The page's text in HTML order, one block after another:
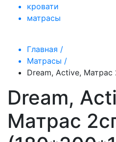
кровати
матрасы
Главная /
Матрасы /
Dream, Active, Матрас
Dream,
Матрас